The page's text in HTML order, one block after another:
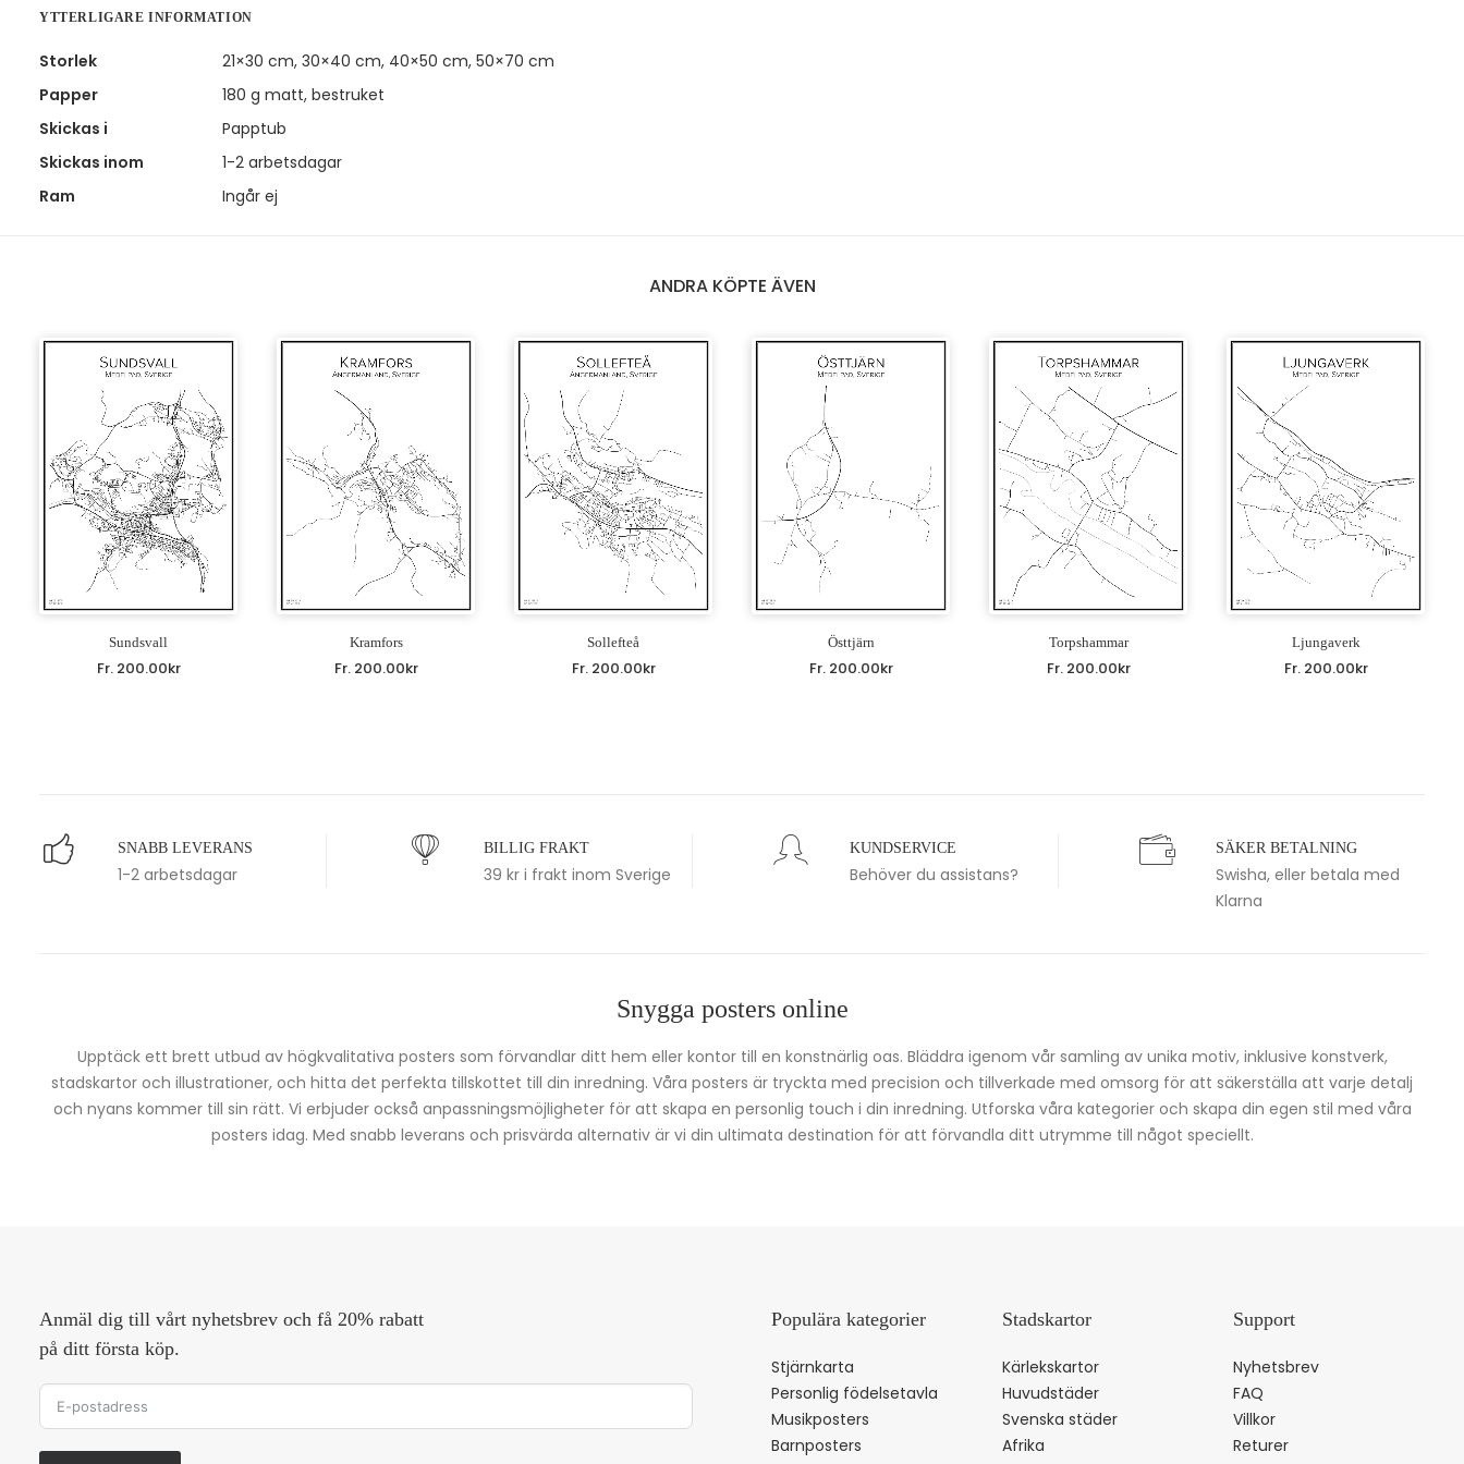
YTTERLIGARE INFORMATION
Storlek
21×30 cm, 30×40 cm, 40×50 cm, 50×70 cm
Papper
180 g matt, bestruket
Skickas i
Papptub
Skickas inom
1-2 arbetsdagar
Ram
Ingår ej
ANDRA KÖPTE ÄVEN
Sundsvall
Fr. 200.00kr
Kramfors
Fr. 200.00kr
Sollefteå
Fr. 200.00kr
Östtjärn
Fr. 200.00kr
Torpshammar
Fr. 200.00kr
Ljungaverk
Fr. 200.00kr
SNABB LEVERANS
1-2 arbetsdagar
BILLIG FRAKT
39 kr i frakt inom Sverige
KUNDSERVICE
Behöver du assistans?
SÄKER BETALNING
Swisha, eller betala med
Klarna
Snygga posters online
Upptäck ett brett utbud av högkvalitativa posters som förvandlar ditt hem eller kontor till en konstnärlig oas. Bläddra igenom vår samling av unika motiv, inklusive konstverk,
stadskartor och illustrationer, och hitta det perfekta tillskottet till din inredning. Våra posters är tryckta med precision och tillverkade med omsorg för att säkerställa att varje detalj
och nyans kommer till sin rätt. Vi erbjuder också anpassningsmöjligheter för att skapa en personlig touch i din inredning. Utforska våra kategorier och skapa din egen stil med våra
posters idag. Med snabb leverans och prisvärda alternativ är vi din ultimata destination för att förvandla ditt utrymme till något speciellt.
Anmäl dig till vårt nyhetsbrev och få 20% rabatt
på ditt första köp.
Populära kategorier
Stjärnkarta
Personlig födelsetavla
Musikposters
Barnposters
Stadskartor
Kärlekskartor
Huvudstäder
Svenska städer
Afrika
Support
Nyhetsbrev
FAQ
Villkor
Returer